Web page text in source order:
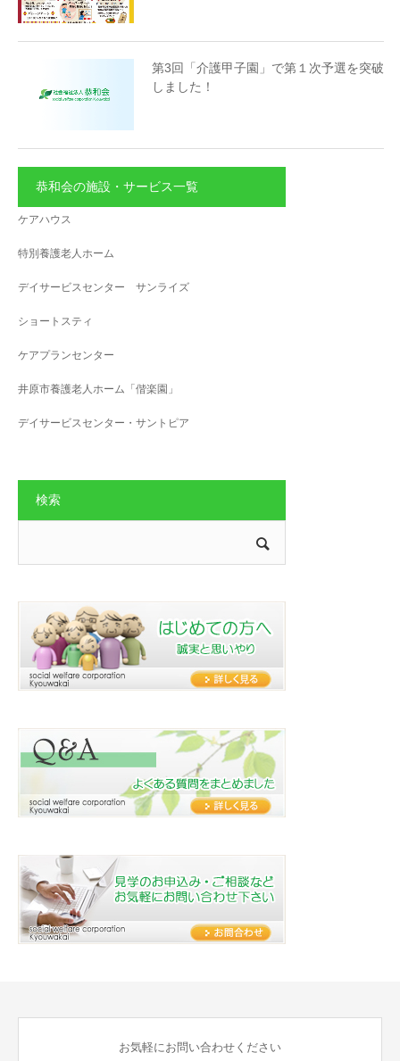
第3回「介護甲子園」で第１次予選を突破
しました！
恭和会の施設・サービス一覧
ケアハウス
特別養護老人ホーム
デイサービスセンター サンライズ
ショートスティ
ケアプランセンター
井原市養護老人ホーム「偕楽園」
デイサービスセンター・サントピア
検索
お気軽にお問い合わせください